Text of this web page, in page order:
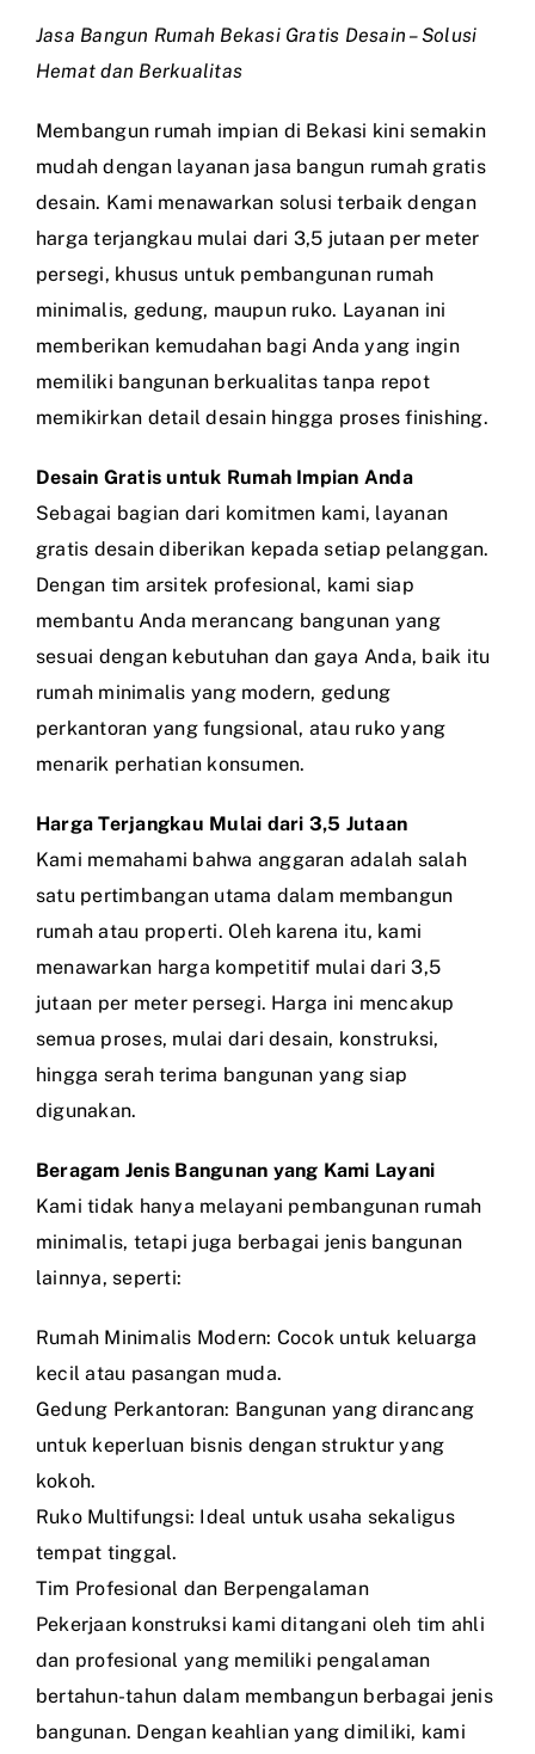
Jasa Bangun Rumah Bekasi Gratis Desain – Solusi
Hemat dan Berkualitas
Membangun rumah impian di Bekasi kini semakin
mudah dengan layanan jasa bangun rumah gratis
desain. Kami menawarkan solusi terbaik dengan
harga terjangkau mulai dari 3,5 jutaan per meter
persegi, khusus untuk pembangunan rumah
minimalis, gedung, maupun ruko. Layanan ini
memberikan kemudahan bagi Anda yang ingin
memiliki bangunan berkualitas tanpa repot
memikirkan detail desain hingga proses finishing.
Desain Gratis untuk Rumah Impian Anda
Sebagai bagian dari komitmen kami, layanan
gratis desain diberikan kepada setiap pelanggan.
Dengan tim arsitek profesional, kami siap
membantu Anda merancang bangunan yang
sesuai dengan kebutuhan dan gaya Anda, baik itu
rumah minimalis yang modern, gedung
perkantoran yang fungsional, atau ruko yang
menarik perhatian konsumen.
Harga Terjangkau Mulai dari 3,5 Jutaan
Kami memahami bahwa anggaran adalah salah
satu pertimbangan utama dalam membangun
rumah atau properti. Oleh karena itu, kami
menawarkan harga kompetitif mulai dari 3,5
jutaan per meter persegi. Harga ini mencakup
semua proses, mulai dari desain, konstruksi,
hingga serah terima bangunan yang siap
digunakan.
Beragam Jenis Bangunan yang Kami Layani
Kami tidak hanya melayani pembangunan rumah
minimalis, tetapi juga berbagai jenis bangunan
lainnya, seperti:
Rumah Minimalis Modern: Cocok untuk keluarga
kecil atau pasangan muda.
Gedung Perkantoran: Bangunan yang dirancang
untuk keperluan bisnis dengan struktur yang
kokoh.
Ruko Multifungsi: Ideal untuk usaha sekaligus
tempat tinggal.
Tim Profesional dan Berpengalaman
Pekerjaan konstruksi kami ditangani oleh tim ahli
dan profesional yang memiliki pengalaman
bertahun-tahun dalam membangun berbagai jenis
bangunan. Dengan keahlian yang dimiliki, kami